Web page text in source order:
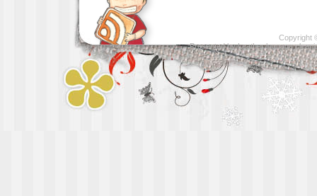
Copyright
Presented byLeather luggage